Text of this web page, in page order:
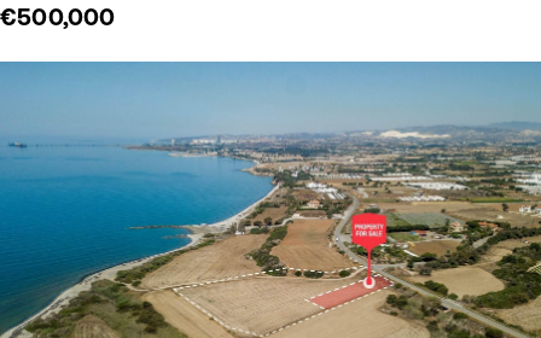
€500,000